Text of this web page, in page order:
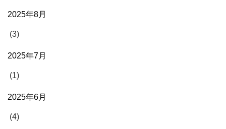
2025年8月
(3)
2025年7月
(1)
2025年6月
(4)